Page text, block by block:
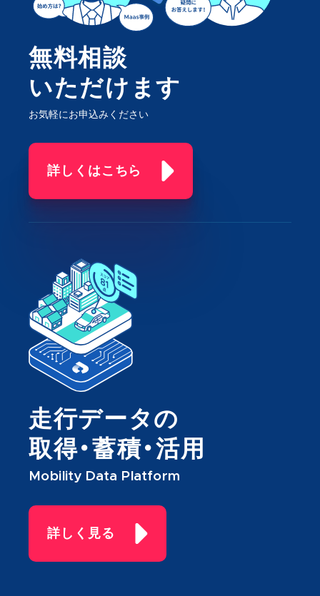
無料相談
いただけます
お気軽にお申込みください
詳しくはこちら
走行データの
取得・蓄積・活用
Mobility Data Platform
詳しく見る